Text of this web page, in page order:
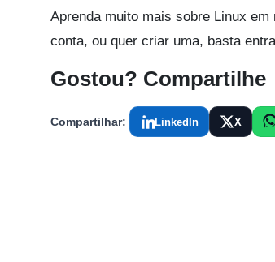
Aprenda muito mais sobre Linux
conta, ou quer criar uma, basta
Gostou? Compartilhe
Compartilhar: LinkedIn X